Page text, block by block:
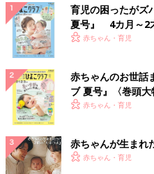
育児の困ったがズ
夏号』 4カ月～2
いっぱい！
赤ちゃん・育児
赤ちゃんのお世話
ブ 夏号』〈巻頭
く！ おっぱい・ミ
赤ちゃん・育児
赤ちゃんが生まれ
赤ちゃん・育児